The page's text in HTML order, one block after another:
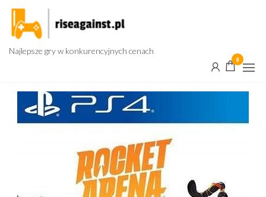
Przejdź
treści
Najlepsze gry w konkurencyjnych cenach
0